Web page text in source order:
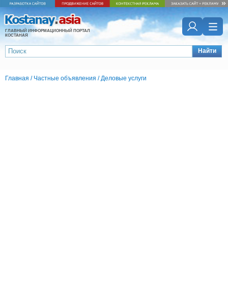
ГЛАВНЫЙ ИНФОРМАЦИОННЫЙ ПОРТАЛ
КОСТАНАЯ
Найти
Главная / Частные объявления /Деловые услуги